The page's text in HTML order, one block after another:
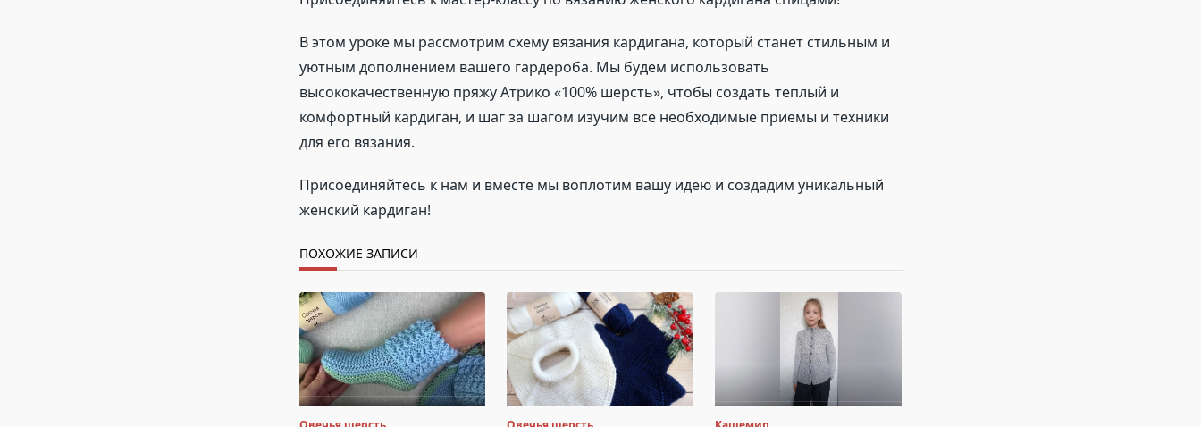
В этом уроке мы рассмотрим схему вязания кардигана, который станет стильным и
уютным дополнением вашего гардероба. Мы будем использовать
высококачественную пряжу Атрико «100% шерсть», чтобы создать теплый и
комфортный кардиган, и шаг за шагом изучим все необходимые приемы и техники
для его вязания.
Присоединяйтесь к нам и вместе мы воплотим вашу идею и создадим уникальный
женский кардиган!
ПОХОЖИЕ ЗАПИСИ